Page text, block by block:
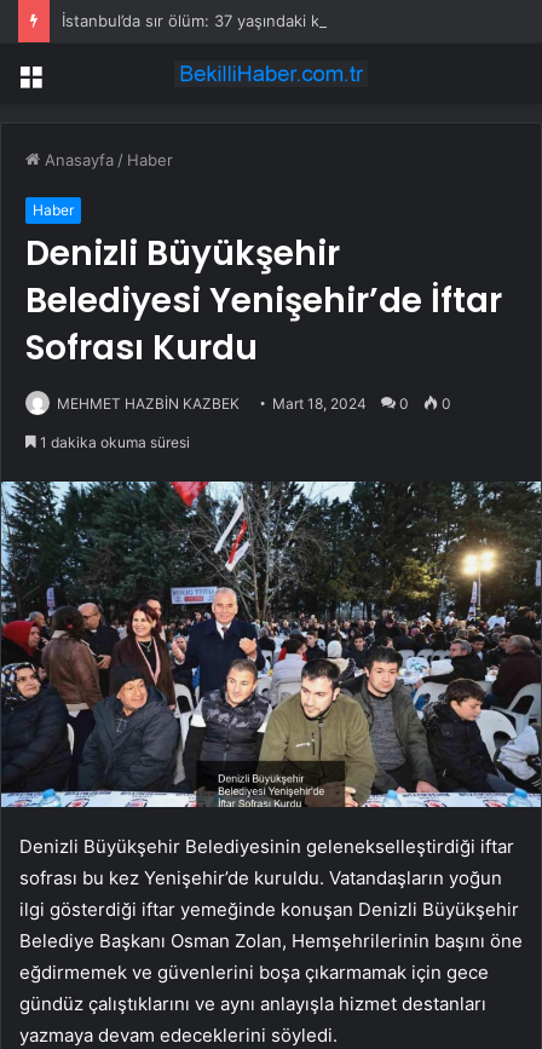
Menü
Anasayfa / Haber
Haber
Denizli Büyükşehir
Belediyesi Yenişehir’de İftar
Sofrası Kurdu
MEHMET HAZBİN KAZBEK Mart 18, 2024 0 0
1 dakika okuma süresi
Denizli Büyükşehir Belediyesinin gelenekselleştirdiği iftar
sofrası bu kez Yenişehir’de kuruldu. Vatandaşların yoğun
ilgi gösterdiği iftar yemeğinde konuşan Denizli Büyükşehir
Belediye Başkanı Osman Zolan, Hemşehrilerinin başını öne
eğdirmemek ve güvenlerini boşa çıkarmamak için gece
gündüz çalıştıklarını ve aynı anlayışla hizmet destanları
yazmaya devam edeceklerini söyledi.